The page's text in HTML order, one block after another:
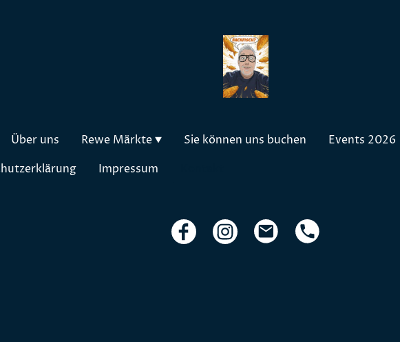
Über uns Rewe Märkte Sie können uns buchen Events 2026
Impressum